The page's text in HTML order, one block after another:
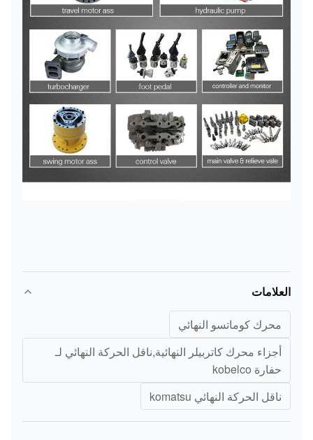
العلامات
محرك كوماتسو النهائي
أجزاء محرك كاتربيلر النهائية,ناقل الحركة النهائي لـ
حفارة kobelco
ناقل الحركة النهائي komatsu